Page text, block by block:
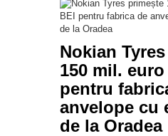
Nokian
150 mil.
pentru
anvelope cu
de la Oradea